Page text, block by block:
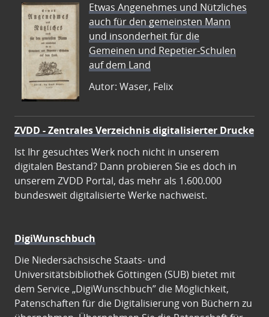
Etwas Angenehmes und Nützliches
auch für den gemeinsten Mann
und insonderheit für die
Gemeinen und Repetier-Schulen
auf dem Land
Autor: Waser, Felix
ZVDD - Zentrales Verzeichnis digitalisierter Drucke
Ist Ihr gesuchtes Werk noch nicht in unserem
digitalen Bestand? Dann probieren Sie es doch in
unserem ZVDD Portal, das mehr als 1.600.000
bundesweit digitalisierte Werke nachweist.
DigiWunschbuch
Die Niedersächsische Staats- und
Universitätsbibliothek Göttingen (SUB) bietet mit
dem Service „DigiWunschbuch” die Möglichkeit,
Patenschaften für die Digitalisierung von Büchern zu